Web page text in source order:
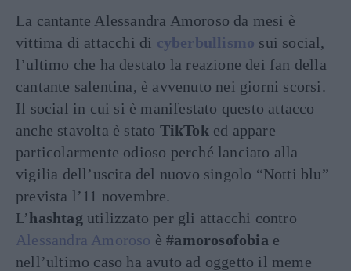
La cantante Alessandra Amoroso da mesi è
vittima di attacchi di cyberbullismo sui social,
l’ultimo che ha destato la reazione dei fan della
cantante salentina, è avvenuto nei giorni scorsi.
Il social in cui si è manifestato questo attacco
anche stavolta è stato TikTok ed appare
particolarmente odioso perché lanciato alla
vigilia dell’uscita del nuovo singolo “Notti blu”
prevista l’11 novembre.
L’hashtag utilizzato per gli attacchi contro
Alessandra Amoroso è#amorosofobia e
nell’ultimo caso ha avuto ad oggetto il meme